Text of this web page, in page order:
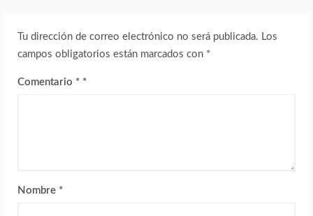
Tu dirección de correo electrónico no será publicada. Los
campos obligatorios están marcados con *
Comentario *
Nombre *